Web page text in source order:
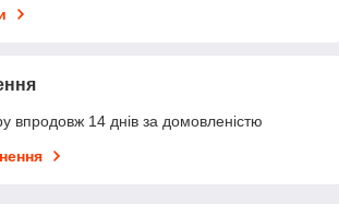
впродовж 14 днів за домовленістю